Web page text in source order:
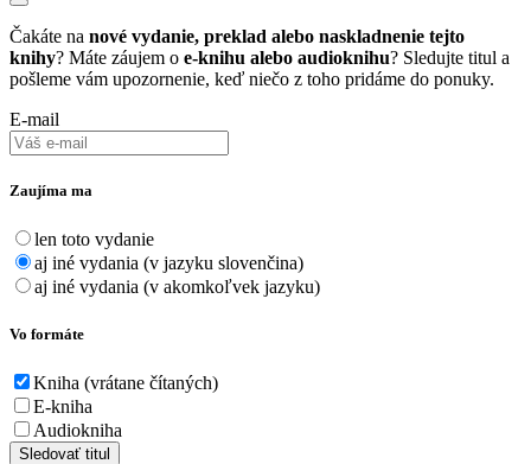
Čakáte na nové vydanie, preklad alebo naskladnenie tejto
knihy? Máte záujem o e-knihu alebo audioknihu? Sledujte titul a
pošleme vám upozornenie, keď niečo z toho pridáme do ponuky.
E-mail
Zaujíma ma
len toto vydanie
aj iné vydania (v jazyku slovenčina)
aj iné vydania (v akomkoľvek jazyku)
Vo formáte
Kniha (vrátane čítaných)
E-kniha
Audiokniha
Sledovať titul